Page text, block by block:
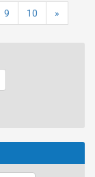
9 10 »